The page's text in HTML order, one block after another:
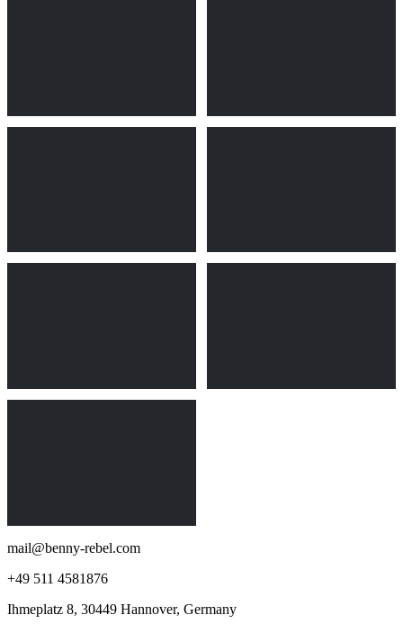
mail@benny-rebel.com
+49 511 4581876
Ihmeplatz 8, 30449 Hannover, Germany